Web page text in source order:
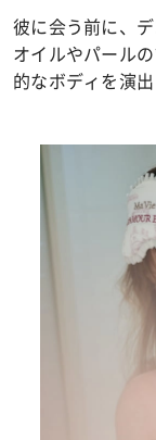
彼に会う前に、
オイルやパール
的なボディを演